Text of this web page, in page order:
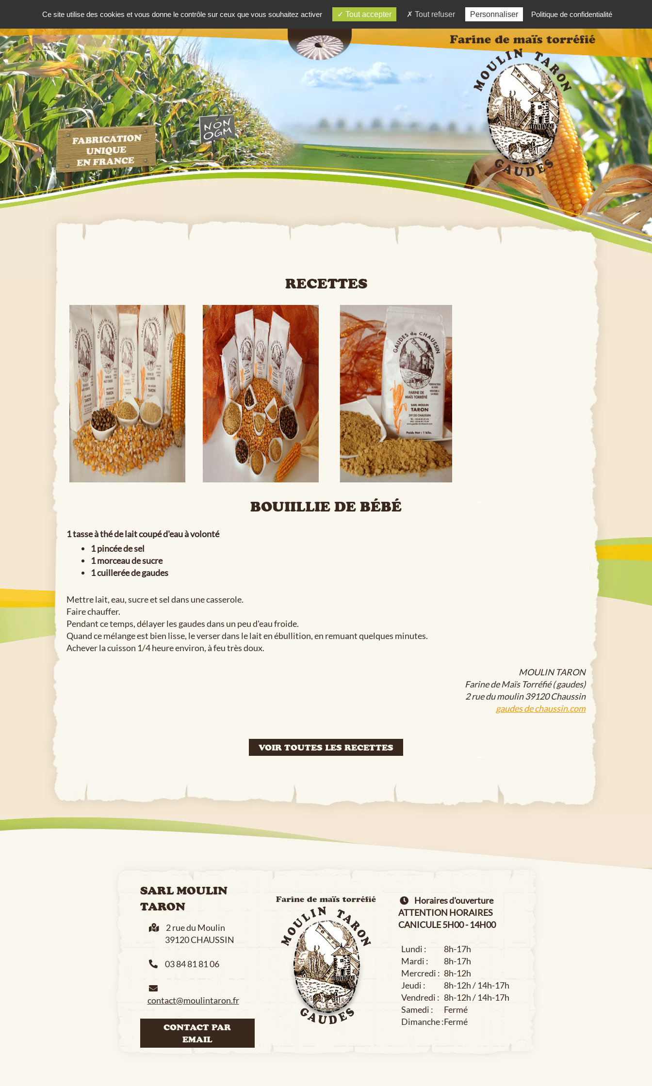
03 84 81 81 06
RECETTES CONTACT - ACCÈS
RECETTES
BOUIILLIE DE BÉBÉ
1 tasse à thé de lait coupé d'eau à volonté
1 pincée de sel
1 morceau de sucre
1 cuillerée de gaudes
Mettre lait, eau, sucre et sel dans une casserole.
Faire chauffer.
Pendant ce temps, délayer les gaudes dans un peu d'eau froide.
Quand ce mélange est bien lisse, le verser dans le lait en ébullition, en remuant quelques minutes.
Achever la cuisson 1/4 heure environ, à feu très doux.
MOULIN TARON
Farine de Maïs Torréfié ( gaudes)
2 rue du moulin 39120 Chaussin
gaudes de chaussin.com
VOIR TOUTES LES RECETTES
SARL MOULIN
TARON
2 rue du Moulin
39120 CHAUSSIN
03 84 81 81 06
contact@moulintaron.fr
CONTACT PAR
EMAIL
Horaires d'ouverture
ATTENTION HORAIRES
CANICULE 5H00 - 14H00
Lundi :
8h-17h
Mardi :
8h-17h
Mercredi : 8h-12h
Jeudi :
8h-12h / 14h-17h
Vendredi : 8h-12h / 14h-17h
Samedi :
Fermé
Dimanche :Fermé
Ce site utilise des cookies et vous donne le contrôle sur ceux que vous souhaitez activer Tout accepter Tout refuser Personnaliser Politique de confidentialité